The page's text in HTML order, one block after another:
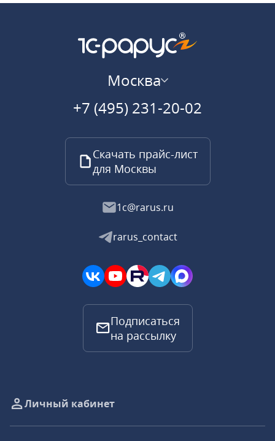
Москва
+7 (495) 231-20-02
Скачать прайс-лист
для Москвы
1c@rarus.ru
rarus_contact
Подписаться
на рассылку
Личный кабинет